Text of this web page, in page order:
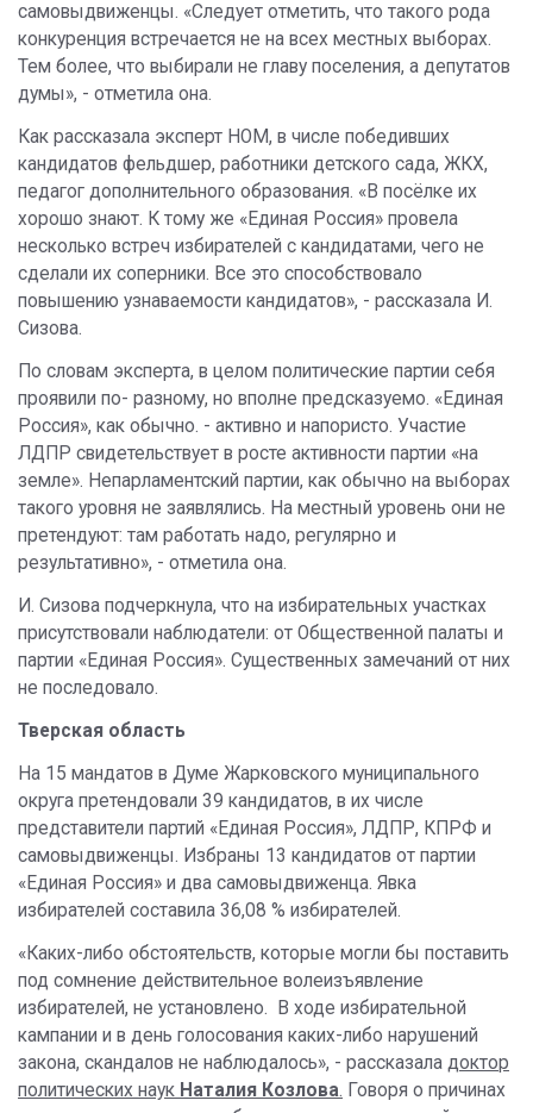
самовыдвиженцы. «Следует отметить, что такого рода
конкуренция встречается не на всех местных выборах.
Тем более, что выбирали не главу поселения, а депутатов
думы», - отметила она.
Как рассказала эксперт НОМ, в числе победивших
кандидатов фельдшер, работники детского сада, ЖКХ,
педагог дополнительного образования. «В посёлке их
хорошо знают. К тому же «Единая Россия» провела
несколько встреч избирателей с кандидатами, чего не
сделали их соперники. Все это способствовало
повышению узнаваемости кандидатов», - рассказала И.
Сизова.
По словам эксперта, в целом политические партии себя
проявили по- разному, но вполне предсказуемо. «Единая
Россия», как обычно. - активно и напористо. Участие
ЛДПР свидетельствует в росте активности партии «на
земле». Непарламентский партии, как обычно на выборах
такого уровня не заявлялись. На местный уровень они не
претендуют: там работать надо, регулярно и
результативно», - отметила она.
И. Сизова подчеркнула, что на избирательных участках
присутствовали наблюдатели: от Общественной палаты и
партии «Единая Россия». Существенных замечаний от них
не последовало.
Тверская область
На 15 мандатов в Думе Жарковского муниципального
округа претендовали 39 кандидатов, в их числе
представители партий «Единая Россия», ЛДПР, КПРФ и
самовыдвиженцы. Избраны 13 кандидатов от партии
«Единая Россия» и два самовыдвиженца. Явка
избирателей составила 36,08 % избирателей.
«Каких-либо обстоятельств, которые могли бы поставить
под сомнение действительное волеизъявление
избирателей, не установлено. В ходе избирательной
кампании и в день голосования каких-либо нарушений
закона, скандалов не наблюдалось», - рассказала доктор
политических наук Наталия Козлова. Говоря о причинах